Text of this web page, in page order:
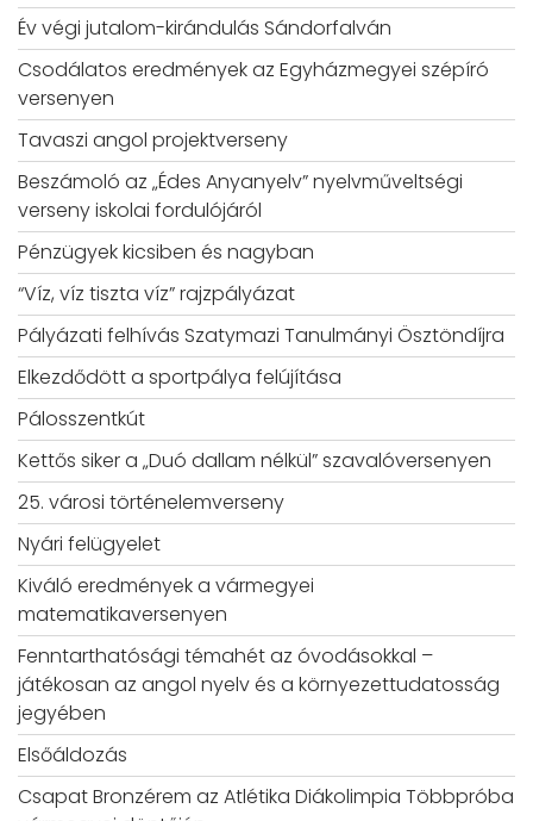
Év végi jutalom-kirándulás Sándorfalván
Csodálatos eredmények az Egyházmegyei szépíró
versenyen
Tavaszi angol projektverseny
Beszámoló az „Édes Anyanyelv” nyelvműveltségi
verseny iskolai fordulójáról
Pénzügyek kicsiben és nagyban
“Víz, víz tiszta víz” rajzpályázat
Pályázati felhívás Szatymazi Tanulmányi Ösztöndíjra
Elkezdődött a sportpálya felújítása
Pálosszentkút
Kettős siker a „Duó dallam nélkül” szavalóversenyen
25. városi történelemverseny
Nyári felügyelet
Kiváló eredmények a vármegyei
matematikaversenyen
Fenntarthatósági témahét az óvodásokkal –
játékosan az angol nyelv és a környezettudatosság
jegyében
Elsőáldozás
Csapat Bronzérem az Atlétika Diákolimpia Többpróba